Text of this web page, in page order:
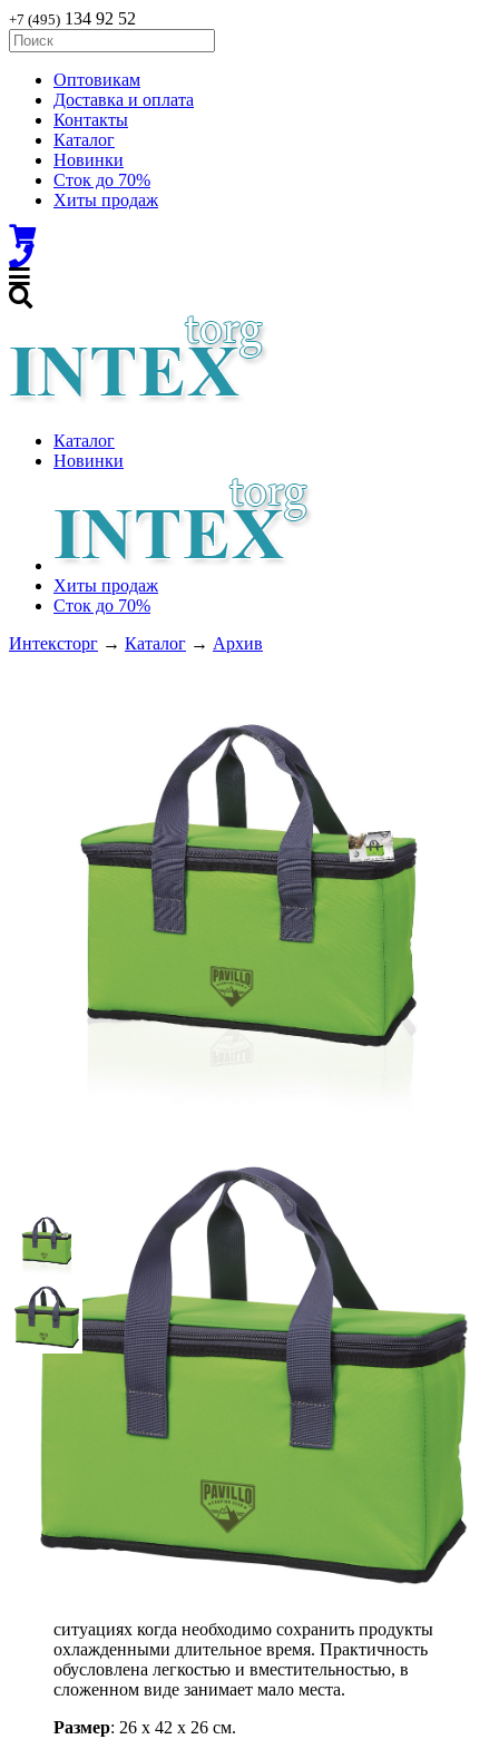
+7 (495) 134 92 52
Оптовикам
Доставка и оплата
Контакты
Каталог
Новинки
Сток до 70%
Хиты продаж
Каталог
Новинки
Хиты продаж
Сток до 70%
Интексторг → Каталог → Архив
Термосумка 25л, 26х42х26см
зеленая BestWay 68037
.- Узнать о поступлении
ситуациях когда необходимо сохранить продукты
охлажденными длительное время. Практичность
обусловлена легкостью и вместительностью, в
сложенном виде занимает мало места.
Размер: 26 х 42 х 26 см.